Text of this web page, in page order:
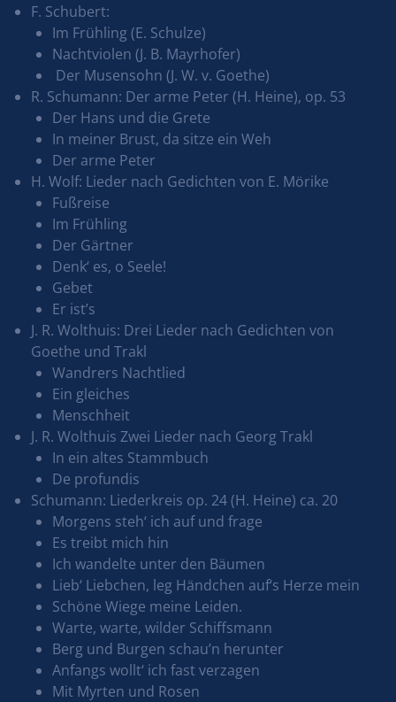
F. Schubert:
Im Frühling (E. Schulze)
Nachtviolen (J. B. Mayrhofer)
Der Musensohn (J. W. v. Goethe)
R. Schumann: Der arme Peter (H. Heine), op. 53
Der Hans und die Grete
In meiner Brust, da sitze ein Weh
Der arme Peter
H. Wolf: Lieder nach Gedichten von E. Mörike
Fußreise
Im Frühling
Der Gärtner
Denk‘ es, o Seele!
Gebet
Er ist’s
J. R. Wolthuis: Drei Lieder nach Gedichten von
Goethe und Trakl
Wandrers Nachtlied
Ein gleiches
Menschheit
J. R. Wolthuis Zwei Lieder nach Georg Trakl
In ein altes Stammbuch
De profundis
Schumann: Liederkreis op. 24 (H. Heine) ca. 20
Morgens steh‘ ich auf und frage
Es treibt mich hin
Ich wandelte unter den Bäumen
Lieb‘ Liebchen, leg Händchen auf‘s Herze mein
Schöne Wiege meine Leiden.
Warte, warte, wilder Schiffsmann
Berg und Burgen schau’n herunter
Anfangs wollt‘ ich fast verzagen
Mit Myrten und Rosen